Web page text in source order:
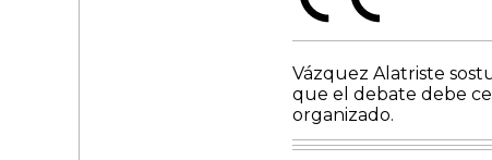
Vázquez Alatriste
que el debate debe
organizado.